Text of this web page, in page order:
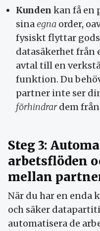
Kunden kan få en
sinaegna order,
fysiskt flyttar
datasäkerhet
avtal till en
funktion. Du
partner inte ser
förhindrardem
Steg 3:
arbetsflöden
mellan
När du har en enda
och säker
automatisera de